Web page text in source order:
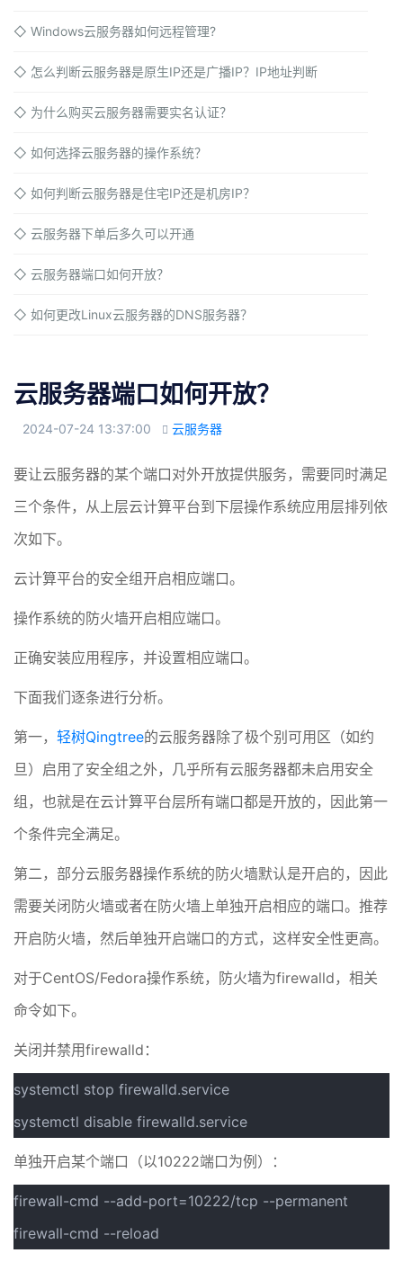
◇ Windows云服务器如何远程管理?
◇ 怎么判断云服务器是原生IP还是广播IP？IP地址判断
◇ 为什么购买云服务器需要实名认证？
◇ 如何选择云服务器的操作系统？
◇ 如何判断云服务器是住宅IP还是机房IP？
◇ 云服务器下单后多久可以开通
◇ 云服务器端口如何开放？
◇ 如何更改Linux云服务器的DNS服务器？
云服务器端口如何开放？
2024-07-24 13:37:00  云服务器
要让云服务器的某个端口对外开放提供服务，需要同时满足
三个条件，从上层云计算平台到下层操作系统应用层排列依
次如下。
云计算平台的安全组开启相应端口。
操作系统的防火墙开启相应端口。
正确安装应用程序，并设置相应端口。
下面我们逐条进行分析。
第一， 轻树Qingtree的云服务器除了极个别可用区（如约
旦）启用了安全组之外，几乎所有云服务器都未启用安全
组，也就是在云计算平台层所有端口都是开放的，因此第一
个条件完全满足。
第二，部分云服务器操作系统的防火墙默认是开启的，因此
需要关闭防火墙或者在防火墙上单独开启相应的端口。推荐
开启防火墙，然后单独开启端口的方式，这样安全性更高。
对于CentOS/Fedora操作系统，防火墙为firewalld，相关
命令如下。
关闭并禁用firewalld：
systemctl stop firewalld.service
systemctl disable firewalld.service
单独开启某个端口（以10222端口为例）：
firewall-cmd --add-port=10222/tcp --permanent
firewall-cmd --reload